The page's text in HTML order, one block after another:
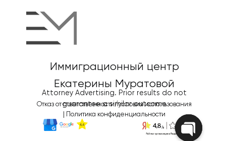
Иммиграционный центр
Екатерины Муратовой
Attorney Advertising. Prior results do not
guarantee a similar outcome
Отказ от ответственности/условия использования
Политика конфиденциальности